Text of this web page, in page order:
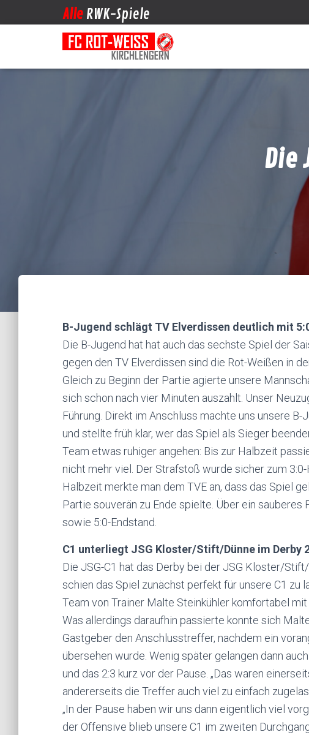
Alle RWK-Spiele
Die
B-Jugend schlägt TV Elverdissen deutlich mit
Die B-Jugend hat hat auch das sechste Spiel der
gegen den TV Elverdissen sind die Rot-Weißen in
Gleich zu Beginn der Partie agierte unsere
sich schon nach vier Minuten auszahlt. Unser
Führung. Direkt im Anschluss machte uns unsere
und stellte früh klar, wer das Spiel als Sieger
Team etwas ruhiger angehen: Bis zur Halbzeit
nicht mehr viel. Der Strafstoß wurde sicher zum
Halbzeit merkte man dem TVE an, dass das Spiel
Partie souverän zu Ende spielte. Über ein
sowie 5:0-Endstand.
C1 unterliegt JSG Kloster/Stift/Dünne im Derby
Die JSG-C1 hat das Derby bei der JSG Kloster/
schien das Spiel zunächst perfekt für unsere C1 zu
Team von Trainer Malte Steinkühler komfortabel mit
Was allerdings daraufhin passierte konnte sich
Gastgeber den Anschlusstreffer, nachdem ein
übersehen wurde. Wenig später gelangen dann
und das 2:3 kurz vor der Pause. „Das waren
andererseits die Treffer auch viel zu einfach
„In der Pause haben wir uns dann eigentlich viel
der Offensive blieb unsere C1 im zweiten